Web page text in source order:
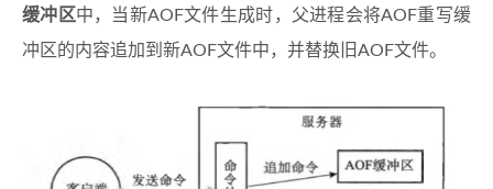
缓冲区中，当新AOF文件生成时，父进程会将AOF重写缓
冲区的内容追加到新AOF文件中，并替换旧AOF文件。